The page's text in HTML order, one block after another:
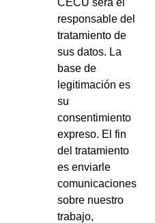
CECU será el
responsable del
tratamiento de
sus datos. La
base de
legitimación es
su
consentimiento
expreso. El fin
del tratamiento
es enviarle
comunicaciones
sobre nuestro
trabajo,